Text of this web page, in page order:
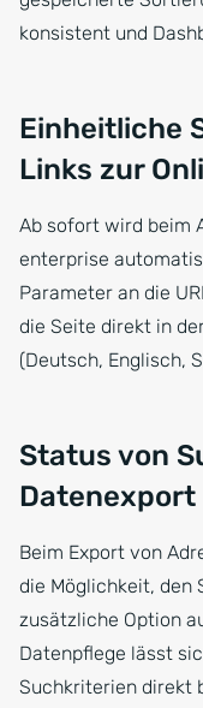
konsistent und
Einheitliche
Links zur
Ab sofort wird beim
enterprise
Parameter an die
die Seite direkt in
(Deutsch, Englisch,
Status von
Beim Export von
die Möglichkeit, den
zusätzliche Option
Datenpflege lässt
Suchkriterien direkt